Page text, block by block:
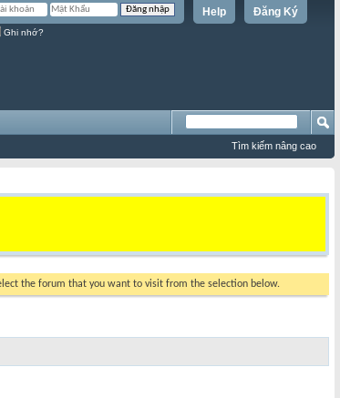
Đăng Ký
Help
Ghi nhớ?
Tìm kiếm nâng cao
the forum that you want to visit from the selection below.